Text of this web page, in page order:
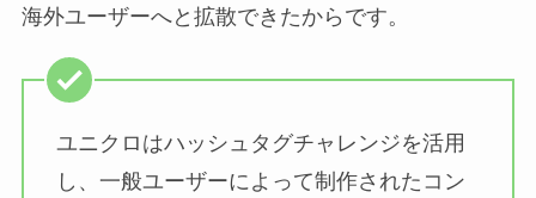
海外ユーザーへと拡散できたからです。
ユニクロはハッシュタグチャレンジを活用
し、一般ユーザーによって制作されたコン